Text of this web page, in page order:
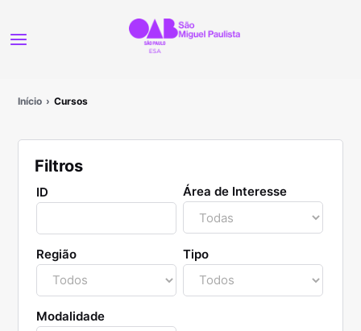
Início Cursos
Filtros
ID Área de Interesse
Região Tipo
Modalidade